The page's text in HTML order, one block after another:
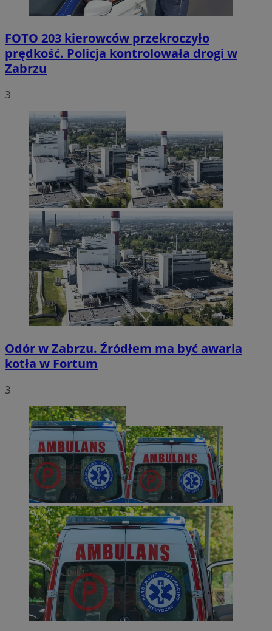
FOTO 203 kierowców przekroczyło
prędkość. Policja kontrolowała drogi w
Zabrzu
3
Odór w Zabrzu. Źródłem ma być awaria
kotła w Fortum
3